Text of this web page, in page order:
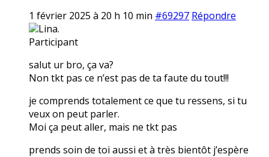
1 février 2025 à 20 h 10 min #69297 Répondre
Lina.
Participant
salut ur bro, ça va?
Non tkt pas ce n’est pas de ta faute du tout!!!
je comprends totalement ce que tu ressens, si tu
veux on peut parler.
Moi ça peut aller, mais ne tkt pas
prends soin de toi aussi et à très bientôt j’espère